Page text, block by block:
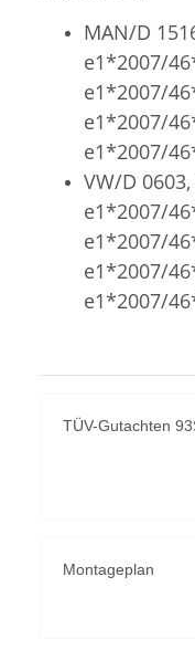
MAN/D
e1*2007/
e1*2007/
e1*2007/
e1*2007/
VW/D
e1*2007/
e1*2007/
e1*2007/
e1*2007/
TÜV-Gutachten
Montageplan